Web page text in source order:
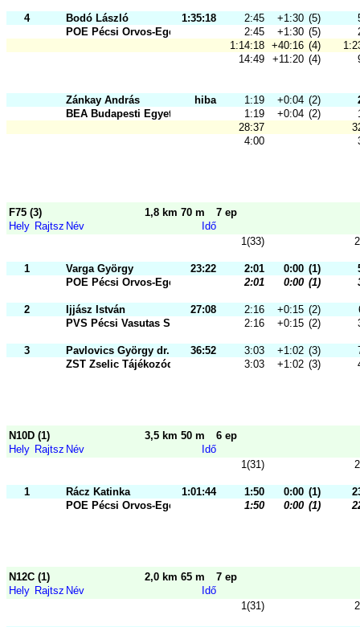
4 Bodó László 1:35:18 2:45 +1:30 (5)
POE Pécsi Orvos-Egészségügyi Sport2:45 +1:30 (5)
1:14:18 +40:16 (4)
14:49
+11:20 (4)
Zánkay András hiba 1:19 +0:04 (2)
BEA Budapesti Egyetemi Atlétikai C 1:19 +0:04 (2)
28:37
4:00
F75 (3) 1,8 km 70 m
7 ep
Hely Rajtsz Név
Idő
1(33)
1 Varga György 23:22 2:01 0:00 (1)
POE Pécsi Orvos-Egészségügyi Sport2:01 0:00 (1)
2 Ijjász István 27:08 2:16 +0:15 (2)
PVS Pécsi Vasutas Sportkör
2:16 +0:15 (2)
3 Pavlovics György dr. 36:52 3:03 +1:02 (3)
ZST Zselic Tájékozódási Futó és Sz 3:03 +1:02 (3)
N10D (1) 3,5 km 50 m
6 ep
Hely Rajtsz Név
Idő
1(31)
1 Rácz Katinka 1:01:44 1:50 0:00 (1)
POE Pécsi Orvos-Egészségügyi Sport1:50 0:00 (1)
N12C (1) 2,0 km 65 m
7 ep
Hely Rajtsz Név
Idő
1(31)